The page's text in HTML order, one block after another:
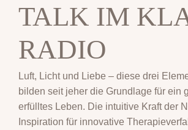
TALK IM
RADIO
Luft, Licht und Liebe – diese drei
bilden seit jeher die Grundlage für ein
erfülltes Leben. Die intuitive Kraft der
Inspiration für innovative